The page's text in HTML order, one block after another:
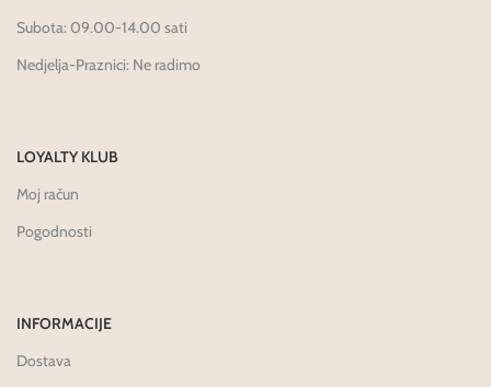
Subota: 09.00-14.00 sati
Nedjelja-Praznici: Ne radimo
LOYALTY KLUB
Moj račun
Pogodnosti
INFORMACIJE
Dostava